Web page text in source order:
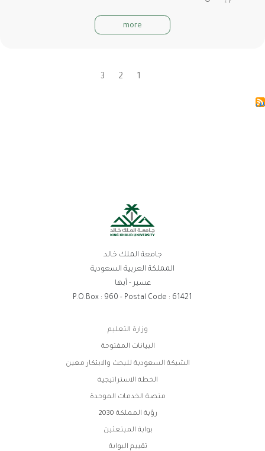
more
Current1 الصفحة
2 الصفحة
3
جامعة الملك خالد
المملكة العربية السعودية
عسير - أبها
P.O.Box : 960 - Postal Code : 61421
وزارة التعليم
البيانات المفتوحة
الشبكة السعودية للبحث والابتكار معين
الخطة الاستراتيجية
منصة الخدمات الموحدة
رؤية المملكة 2030
بوابة المبتعثين
تقييم البوابة